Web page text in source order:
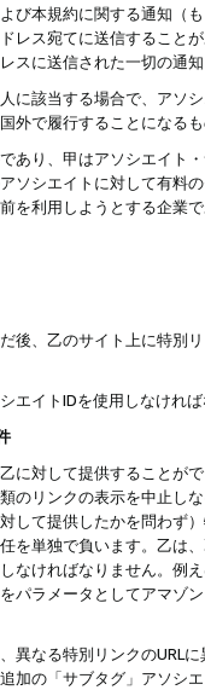
び本規約に関する通知（
レス宛てに送信すること
スに送信された一切の通
に該当する場合で、アソ
外で履行することになる
あり、甲はアソシエイト
ソシエイトに対して有料
を利用しようとする企業
後、乙のサイト上に特別
エイトIDを使用しなけれ
に対して提供することが
のリンクの表示を中止し
して提供したかを問わず
を単独で負います。乙は
なければなりません。例
パラメータとしてアマゾ
異なる特別リンクのURL
加の「サブタグ」アソシ